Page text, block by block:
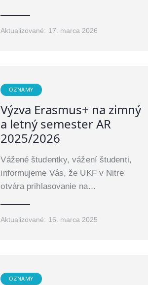
Aktualizované: 17. marca 2026
OZNAMY
Výzva Erasmus+ na zimný
a letný semester AR
2025/2026
Vážené študentky, vážení študenti,
informujeme Vás, že UKF v Nitre
otvára prihlasovanie na…
Aktualizované: 16. marca 2025
OZNAMY